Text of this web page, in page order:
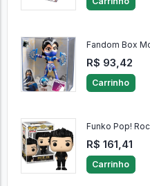
Fandom Box
R$ 93,42
Carrinho
Funko Pop!
R$ 161,41
Carrinho